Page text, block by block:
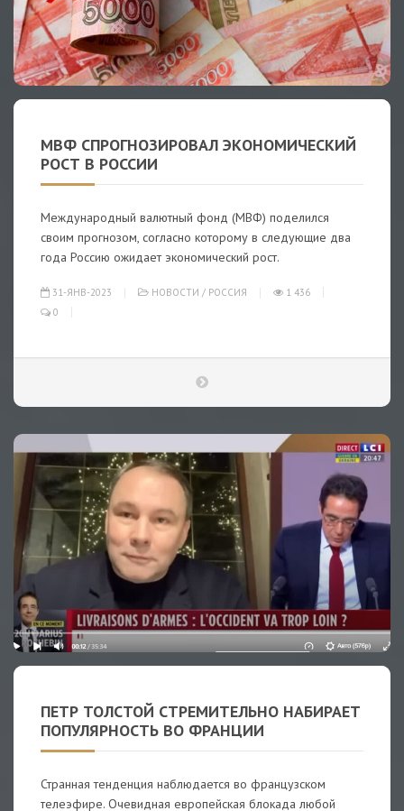
МВФ СПРОГНОЗИРОВАЛ ЭКОНОМИЧЕСКИЙ
РОСТ В РОССИИ
Международный валютный фонд (МВФ) поделился
своим прогнозом, согласно которому в следующие два
года Россию ожидает экономический рост.
31-ЯНВ-2023 НОВОСТИ / РОССИЯ
1 436
0
ПЕТР ТОЛСТОЙ СТРЕМИТЕЛЬНО НАБИРАЕТ
ПОПУЛЯРНОСТЬ ВО ФРАНЦИИ
Странная тенденция наблюдается во французском
телеэфире. Очевидная европейская блокада любой